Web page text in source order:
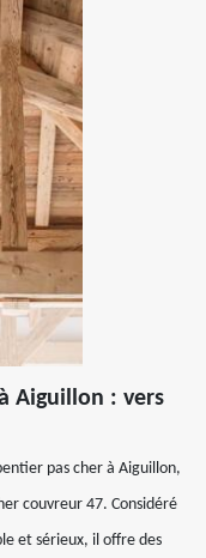
Aiguillon : vers
pas cher à Aiguillon,
couvreur 47. Considéré
et sérieux, il offre des